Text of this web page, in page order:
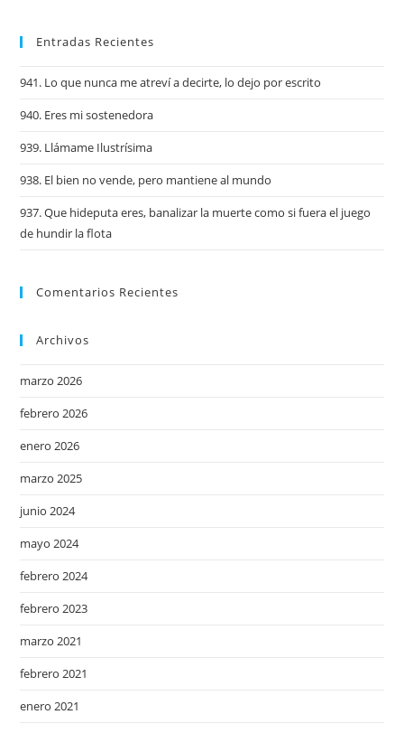
Entradas Recientes
941. Lo que nunca me atreví a decirte, lo dejo por escrito
940. Eres mi sostenedora
939. Llámame Ilustrísima
938. El bien no vende, pero mantiene al mundo
937. Que hideputa eres, banalizar la muerte como si fuera el juego
de hundir la flota
Comentarios Recientes
Archivos
marzo 2026
febrero 2026
enero 2026
marzo 2025
junio 2024
mayo 2024
febrero 2024
febrero 2023
marzo 2021
febrero 2021
enero 2021